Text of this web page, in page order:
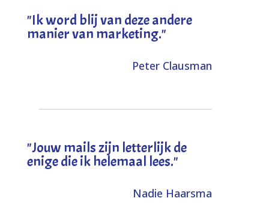
"Ik word blij van deze andere
manier van marketing."
Peter Clausman
"Jouw mails zijn letterlijk de
enige die ik helemaal lees."
Nadie Haarsma